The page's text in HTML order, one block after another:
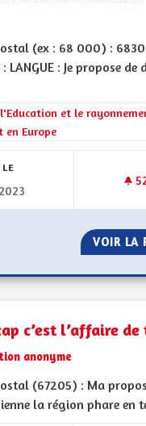
DE L'ALSACE
(ex : 68 000) :
: Je propose de
de la catégorie : La
et le
en Europe
LE
VOIR LA
c’est l’affaire de
anonyme
(67205) : Ma
la région phare en